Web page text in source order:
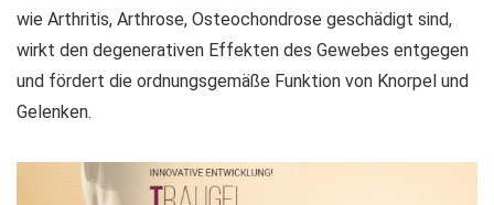
wie Arthritis, Arthrose, Osteochondrose geschädigt sind,
wirkt den degenerativen Effekten des Gewebes entgegen
und fördert die ordnungsgemäße Funktion von Knorpel und
Gelenken.